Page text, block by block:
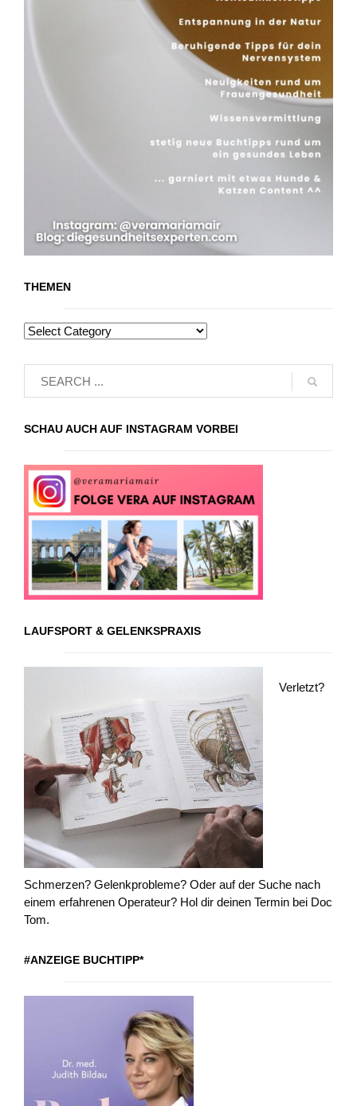
THEMEN
SCHAU AUCH AUF INSTAGRAM VORBEI
LAUFSPORT & GELENKSPRAXIS
Verletzt?
Schmerzen? Gelenkprobleme? Oder auf der Suche nach
einem erfahrenen Operateur? Hol dir deinen Termin bei Doc
Tom.
#ANZEIGE BUCHTIPP*